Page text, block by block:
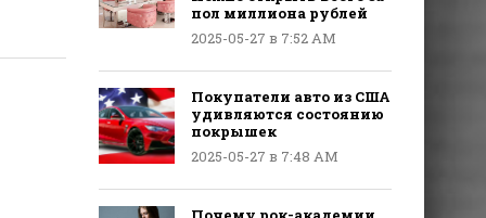
пол миллиона рублей
2025-05-27 в 7:52 AM
Покупатели авто из США
удивляются состоянию
покрышек
2025-05-27 в 7:48 AM